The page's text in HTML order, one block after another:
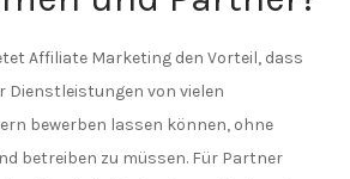
Affiliate Marketing den Vorteil, dass
Dienstleistungen von vielen
bewerben lassen können, ohne
betreiben zu müssen. Für Partner